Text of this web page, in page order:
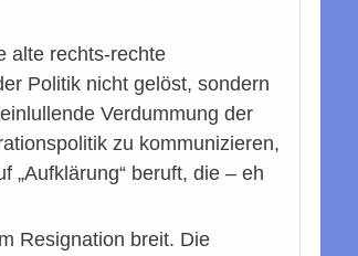
alte rechts-rechte
Politik nicht gelöst, sondern
Verdummung der
zu kommunizieren,
„Aufklärung“ beruft, die – eh
Resignation breit. Die